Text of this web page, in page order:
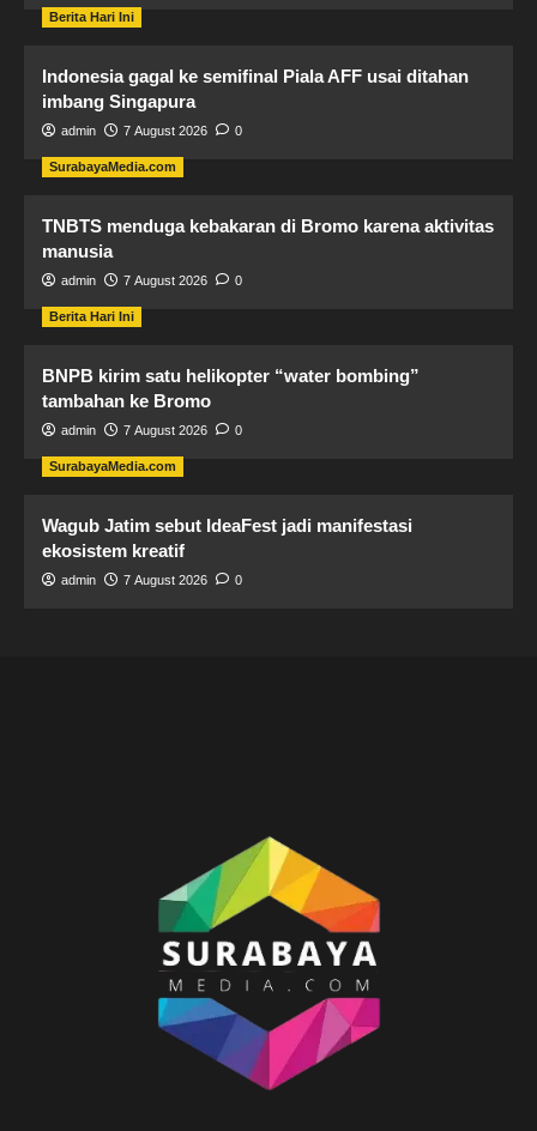
Berita Hari Ini
Indonesia gagal ke semifinal Piala AFF usai ditahan
imbang Singapura
admin 7 August 2026 0
SurabayaMedia.com
TNBTS menduga kebakaran di Bromo karena aktivitas
manusia
admin 7 August 2026 0
Berita Hari Ini
BNPB kirim satu helikopter “water bombing”
tambahan ke Bromo
admin 7 August 2026 0
SurabayaMedia.com
Wagub Jatim sebut IdeaFest jadi manifestasi
ekosistem kreatif
admin 7 August 2026 0